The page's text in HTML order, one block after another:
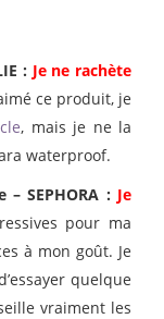
: Je ne rachète
ce produit, je
, mais je ne la
waterproof.
SEPHORA : Je
pour ma
à mon goût. Je
quelque
vraiment les